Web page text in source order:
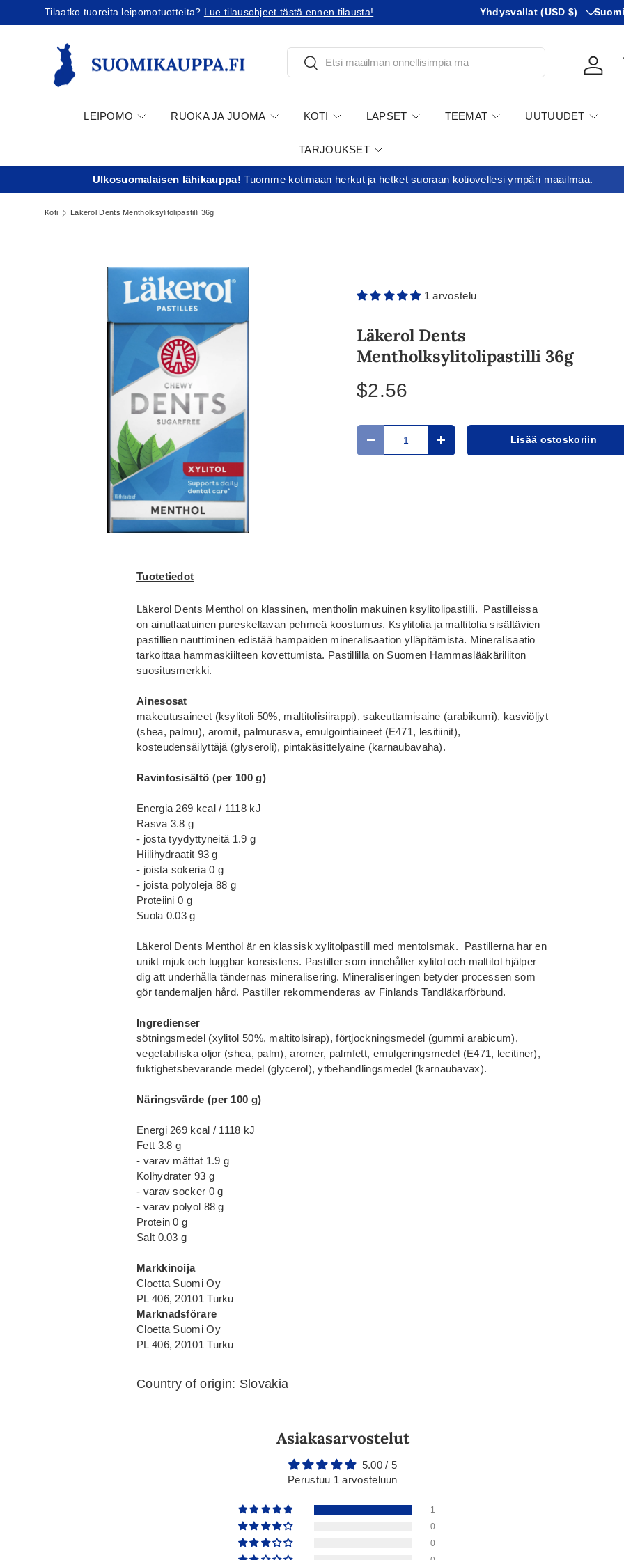
Jatka sisältöön
Tilaatko Yhdysvaltoihin?Tutustu uusiin tullikäytäntöihin! Minimitilausraja 35€
Maa
Yhdysvallat (USD $) KIeli
Suomi
Etsi
LEIPOMO RUOKA JA JUOMA KOTI LAPSET TEEMAT UUTUUDET
TARJOUKSET
Ulkosuomalaisen lähikauppa!Tuomme kotimaan herkut ja hetket suoraan kotiovellesi ympäri maailmaa.
Koti Läkerol Dents Mentholksylitolipastilli 36g
1 arvostelu
Läkerol Dents
Mentholksylitolipastilli 36g
$2.56
Määrä
Translation missing: fi.cart.items.decrease_quantity
Translation missing:Lisää ostoskoriin
Tuotetiedot
Läkerol Dents Menthol on klassinen, mentholin makuinen ksylitolipastilli. Pastilleissa
on ainutlaatuinen pureskeltavan pehmeä koostumus. Ksylitolia ja maltitolia sisältävien
pastillien nauttiminen edistää hampaiden mineralisaation ylläpitämistä. Mineralisaatio
tarkoittaa hammaskiilteen kovettumista. Pastillilla on Suomen Hammaslääkäriliiton
suositusmerkki.
Ainesosat
makeutusaineet (ksylitoli 50%, maltitolisiirappi), sakeuttamisaine (arabikumi), kasviöljyt
(shea, palmu), aromit, palmurasva, emulgointiaineet (E471, lesitiinit),
kosteudensäilyttäjä (glyseroli), pintakäsittelyaine (karnaubavaha).
Ravintosisältö (per 100 g)
Energia 269 kcal / 1118 kJ
Rasva 3.8 g
- josta tyydyttyneitä 1.9 g
Hiilihydraatit 93 g
- joista sokeria 0 g
- joista polyoleja 88 g
Proteiini 0 g
Suola 0.03 g
Läkerol Dents Menthol är en klassisk xylitolpastill med mentolsmak. Pastillerna har en
unikt mjuk och tuggbar konsistens. Pastiller som innehåller xylitol och maltitol hjälper
dig att underhålla tändernas mineralisering. Mineraliseringen betyder processen som
gör tandemaljen hård. Pastiller rekommenderas av Finlands Tandläkarförbund.
Ingredienser
sötningsmedel (xylitol 50%, maltitolsirap), förtjockningsmedel (gummi arabicum),
vegetabiliska oljor (shea, palm), aromer, palmfett, emulgeringsmedel (E471, lecitiner),
fuktighetsbevarande medel (glycerol), ytbehandlingsmedel (karnaubavax).
Näringsvärde (per 100 g)
Energi 269 kcal / 1118 kJ
Fett 3.8 g
- varav mättat 1.9 g
Kolhydrater 93 g
- varav socker 0 g
- varav polyol 88 g
Protein 0 g
Salt 0.03 g
Markkinoija
Cloetta Suomi Oy
PL 406, 20101 Turku
Marknadsförare
Cloetta Suomi Oy
PL 406, 20101 Turku
Country of origin: Slovakia
Asiakasarvostelut
5.00 / 5
Perustuu 1 arvosteluun
1
0
0